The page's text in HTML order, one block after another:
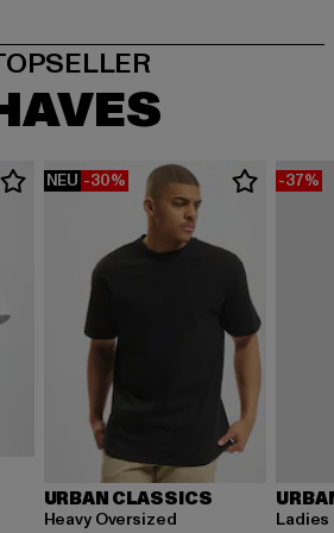
NEU -30%
URBAN CLASSICS
Heavy Oversized
-37%